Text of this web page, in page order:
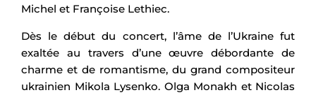
Michel et Françoise Lethiec.
Dès le début du concert, l’âme de l’Ukraine fut
exaltée au travers d’une œuvre débordante de
charme et de romantisme, du grand compositeur
ukrainien Mikola Lysenko. Olga Monakh et Nicolas